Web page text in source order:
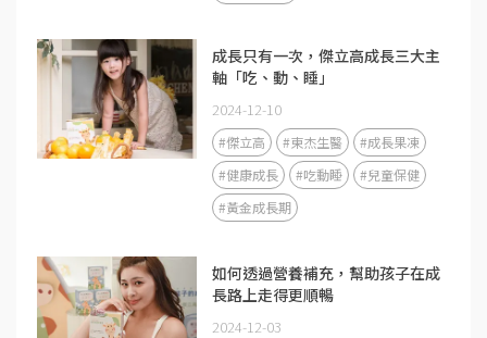
成長只有一次，傑立高成長三大主
軸「吃、動、睡」
2024-12-10
#傑立高 #東杰生醫
#成長果凍
#健康成長
#吃動睡
#兒童保健
#黃金成長期
如何透過營養補充，幫助孩子在成
長路上走得更順暢
2024-12-03